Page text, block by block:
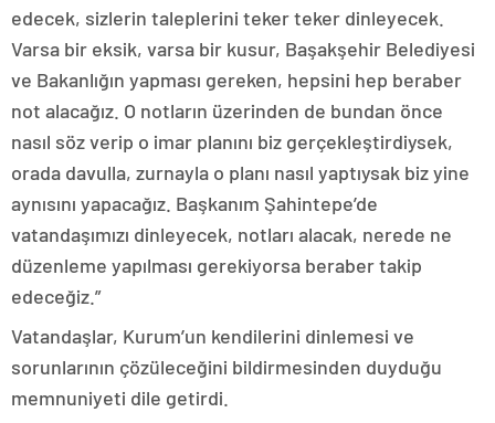
edecek, sizlerin taleplerini teker teker dinleyecek.
Varsa bir eksik, varsa bir kusur, Başakşehir Belediyesi
ve Bakanlığın yapması gereken, hepsini hep beraber
not alacağız. O notların üzerinden de bundan önce
nasıl söz verip o imar planını biz gerçekleştirdiysek,
orada davulla, zurnayla o planı nasıl yaptıysak biz yine
aynısını yapacağız. Başkanım Şahintepe’de
vatandaşımızı dinleyecek, notları alacak, nerede ne
düzenleme yapılması gerekiyorsa beraber takip
edeceğiz.”
Vatandaşlar, Kurum’un kendilerini dinlemesi ve
sorunlarının çözüleceğini bildirmesinden duyduğu
memnuniyeti dile getirdi.